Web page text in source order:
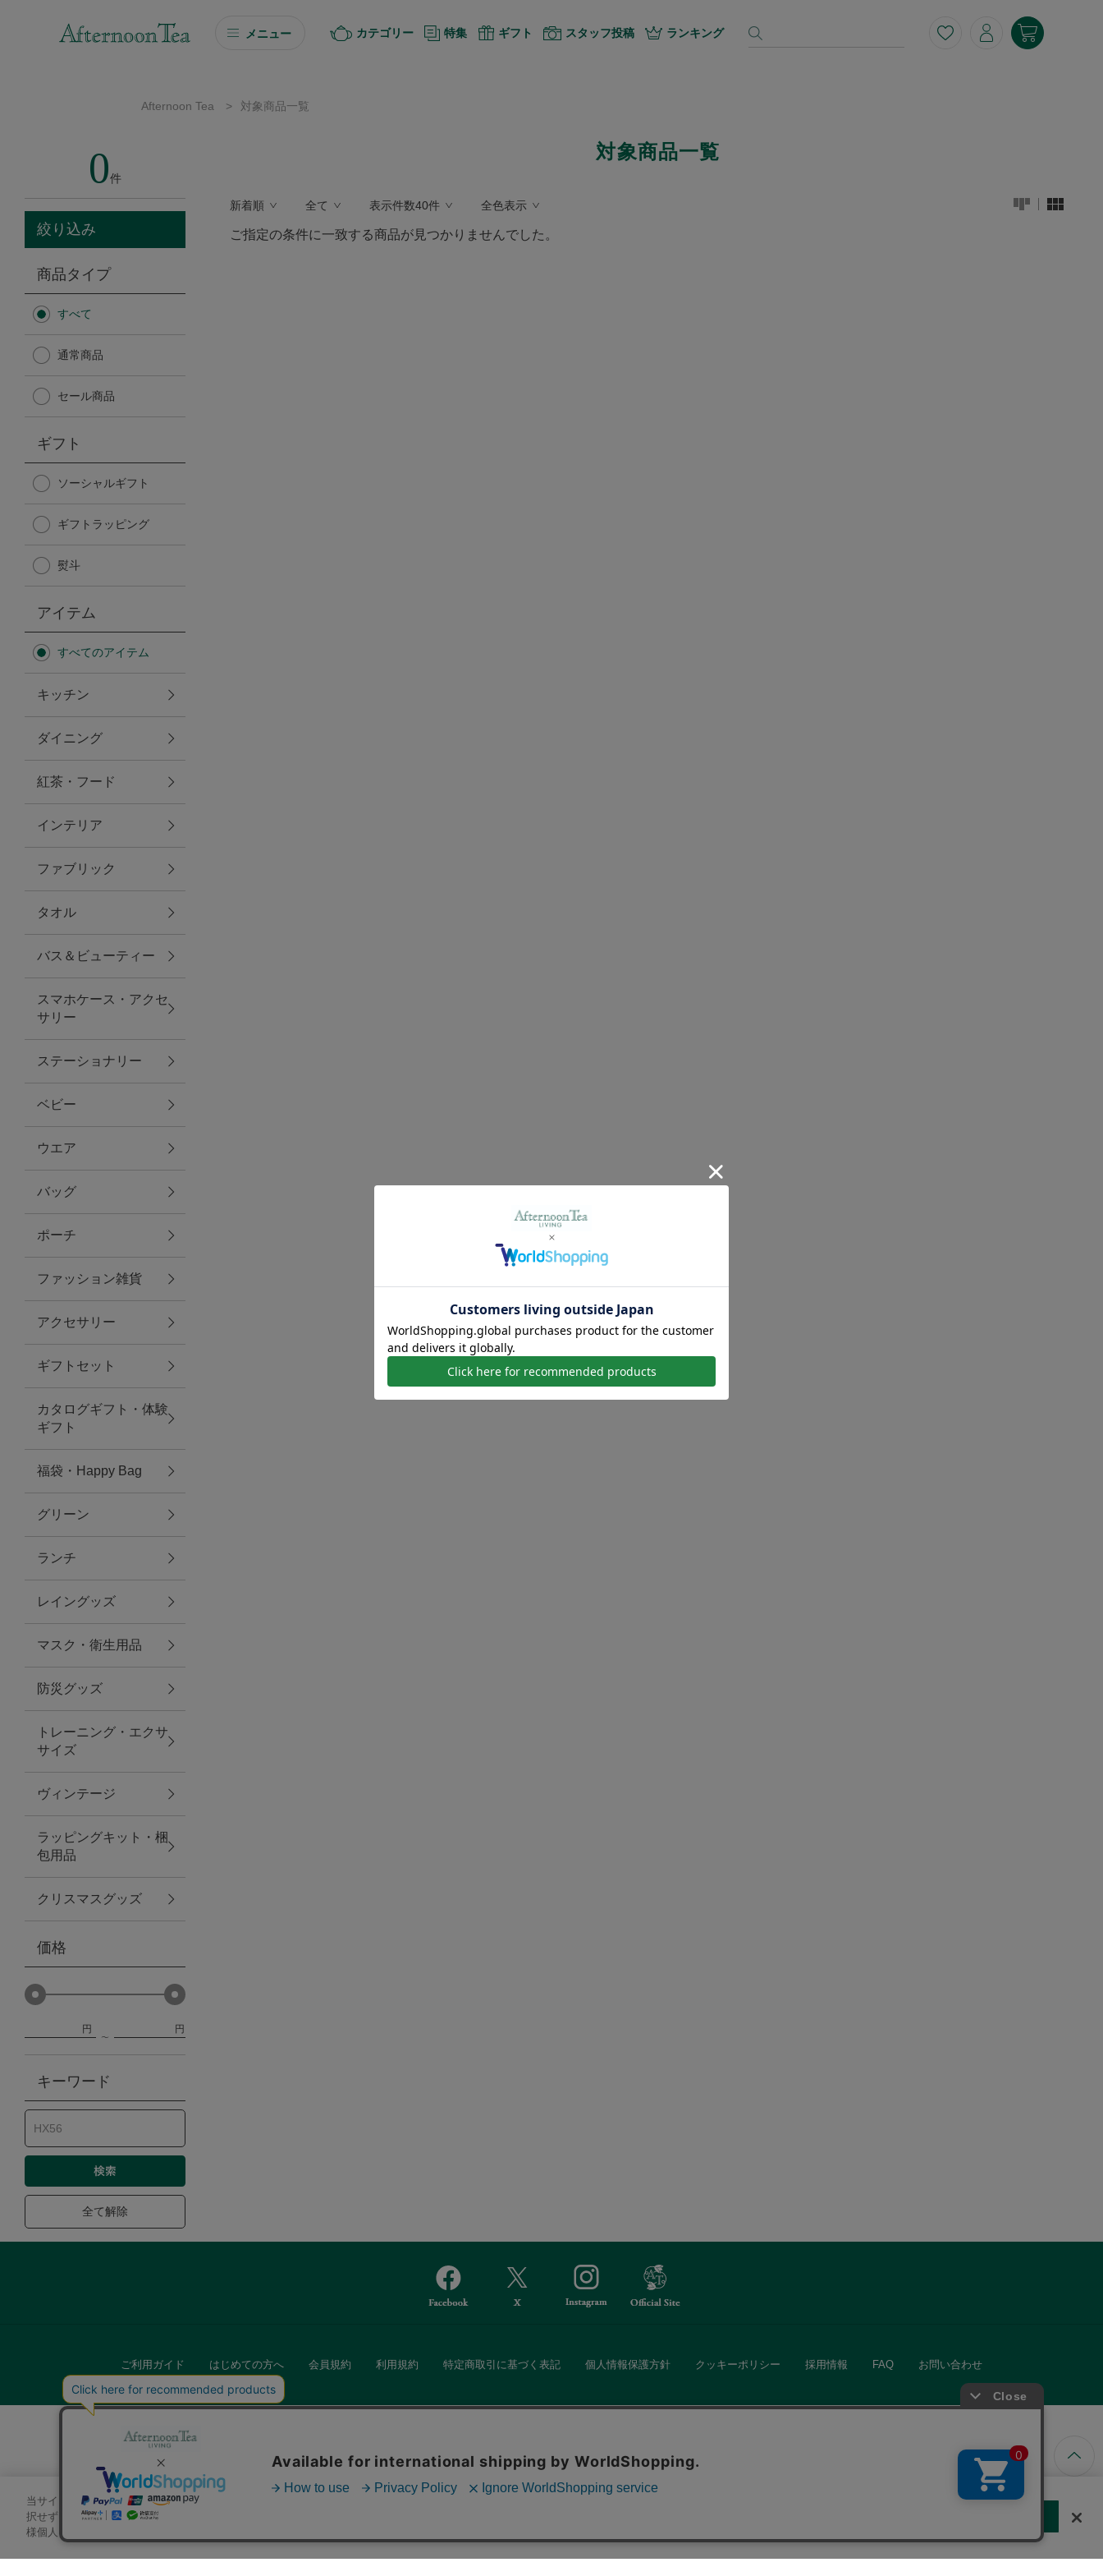
メニュー
ソーシャルギフト
カタログギフト
Afternoon Tea TEAROOM
Afternoon Tea TEAROOM
日傘
保冷バッグ
無重力シリーズ
トラベルグッズ
ランチ
バッグ
キッチン・ダイニング
ダイニング
キッチン
ファブリック
グリーン
バス＆ビューティー
バス＆ビューティー
タオル
ウエア＆バッグ
ウエア
レイングッズ
アクセサリー
ファッション雑貨
ファッショングッズ
スマホケース・アクセサリー
ポーチ
ステーショナリー
その他
紅茶・フード
防災グッズ・非常食
トレーニング
ヴィンテージ
カテゴリー 特集 ギフト スタッフ投稿 ランキング
Afternoon Tea > 対象商品一覧
0件
絞り込み
商品タイプ
すべて
通常商品
セール商品
ギフト
ソーシャルギフト
ギフトラッピング
熨斗
アイテム
すべてのアイテム
キッチン
ダイニング
紅茶・フード
インテリア
ファブリック
タオル
バス＆ビューティー
スマホケース・アクセ
サリー
ステーショナリー
ベビー
ウエア
バッグ
ポーチ
ファッション雑貨
アクセサリー
ギフトセット
カタログギフト・体験
ギフト
福袋・Happy Bag
グリーン
ランチ
レイングッズ
マスク・衛生用品
防災グッズ
トレーニング・エクサ
サイズ
ヴィンテージ
ラッピングキット・梱
包用品
クリスマスグッズ
価格
円 円
キーワード
全て解除
対象商品一覧
新着順 全て 表示件数40件 全色表示
ご指定の条件に一致する商品が見つかりませんでした。
ご利用ガイド はじめての方へ 会員規約 利用規約 特定商取引に基づく表記 個人情報保護方針 クッキーポリシー 採用情報 FAQ お問い合わせ
当サイトでは、サイトの利便性向上のためにクッキーを使用いたします。ボタンから同意の可否を選択してください。選
択せずにページを移動した場合、クッキーの使用に同意したことになります。クッキーを通じて収集する情報には「お客
様個人を特定できる情報」は一切含まれておりません。詳細は